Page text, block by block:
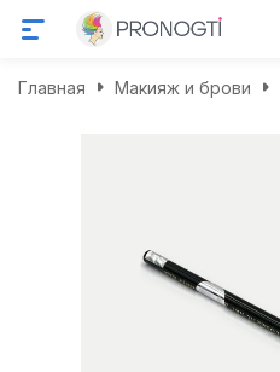
Главная Макияж и брови